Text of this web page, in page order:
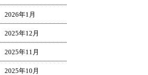
2026年1月
2025年12月
2025年11月
2025年10月